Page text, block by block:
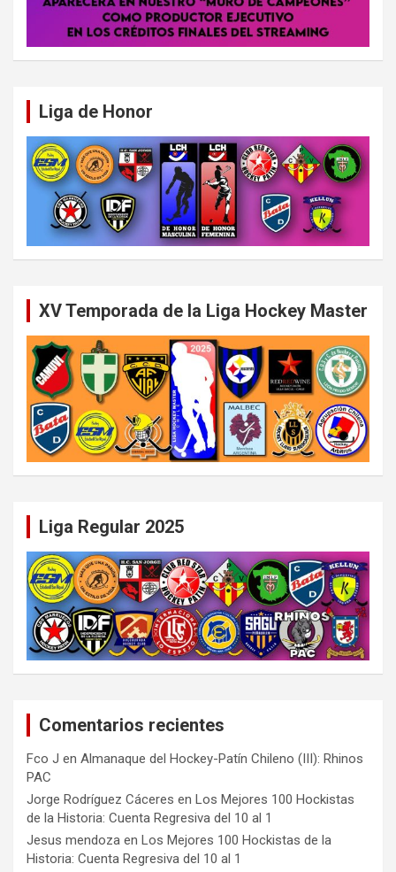
Liga de Honor
XV Temporada de la Liga Hockey Master
Liga Regular 2025
Comentarios recientes
Fco J en Almanaque del Hockey-Patín Chileno (III): Rhinos
PAC
Jorge Rodríguez Cáceres en Los Mejores 100 Hockistas
de la Historia: Cuenta Regresiva del 10 al 1
Jesus mendoza en Los Mejores 100 Hockistas de la
Historia: Cuenta Regresiva del 10 al 1